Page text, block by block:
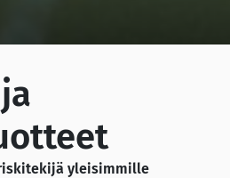
yleisimmille